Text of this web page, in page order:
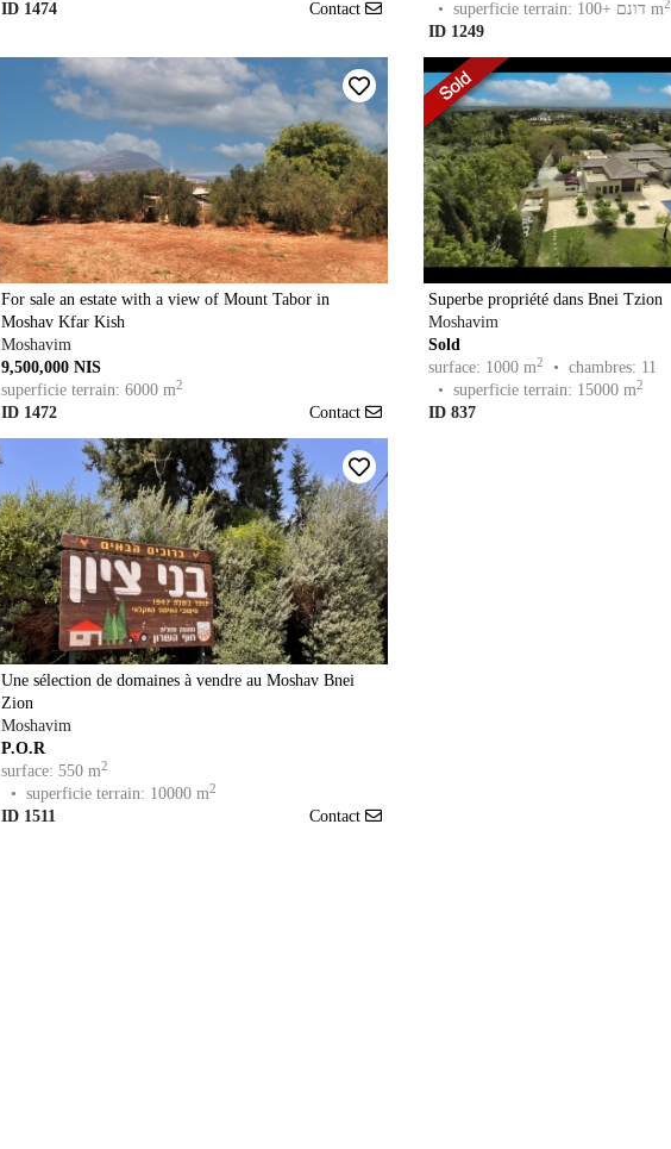
ID 1474 Contact
• superficie terrain: 100+ דונם m2
ID 1249
For sale an estate with a view of Mount Tabor in
Moshav Kfar Kish
Moshavim
9,500,000 NIS
superficie terrain: 6000 m2
ID 1472 Contact
Superbe propriété dans Bnei Tzion
Moshavim
Sold
surface: 1000 m2
• chambres: 11
• superficie terrain: 15000 m2
ID 837
Une sélection de domaines à vendre au Moshav Bnei
Zion
Moshavim
P.O.R
surface: 550 m2
• superficie terrain: 10000 m2
ID 1511 Contact